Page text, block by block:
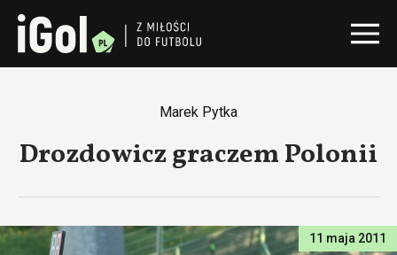
Marek Pytka
Drozdowicz graczem Polonii
11 maja 2011